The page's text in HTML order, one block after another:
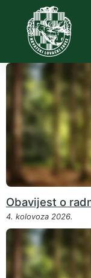
Obavijest o
4. kolovoza 2026.